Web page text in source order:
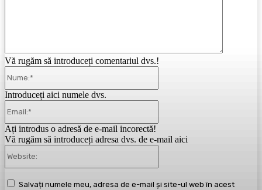
Vă rugăm să introduceți comentariul dvs.!
Introduceți aici numele dvs.
Ați introdus o adresă de e-mail incorectă!
Vă rugăm să introduceți adresa dvs. de e-mail aici
Salvați numele meu, adresa de e-mail și site-ul web în acest